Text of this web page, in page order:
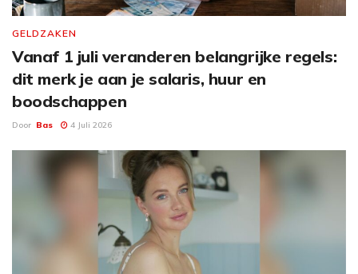
GELDZAKEN
Vanaf 1 juli veranderen belangrijke regels:
dit merk je aan je salaris, huur en
boodschappen
Door Bas 4 Juli 2026